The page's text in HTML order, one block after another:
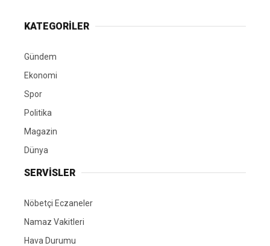
KATEGORİLER
Gündem
Ekonomi
Spor
Politika
Magazin
Dünya
SERVİSLER
Nöbetçi Eczaneler
Namaz Vakitleri
Hava Durumu